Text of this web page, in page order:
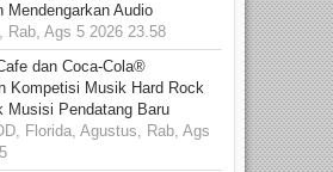
Mendengarkan Audio
Rab, Ags 5 2026 23.58
dan Coca-Cola®
Kompetisi Musik Hard Rock
Musisi Pendatang Baru
Florida, Agustus, Rab, Ags